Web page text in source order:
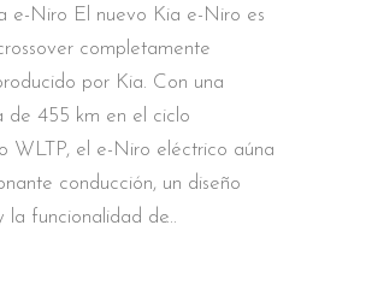
e-Niro El nuevo Kia e-Niro es
completamente
por Kia. Con una
de 455 km en el ciclo
WLTP, el e-Niro eléctrico aúna
conducción, un diseño
la funcionalidad de